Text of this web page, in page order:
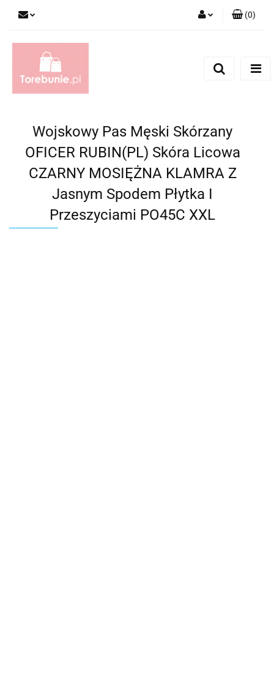
(0)
Wojskowy Pas Męski Skórzany
OFICER RUBIN(PL) Skóra Licowa
CZARNY MOSIĘŻNA KLAMRA Z
Jasnym Spodem Płytka I
Przeszyciami PO45C XXL